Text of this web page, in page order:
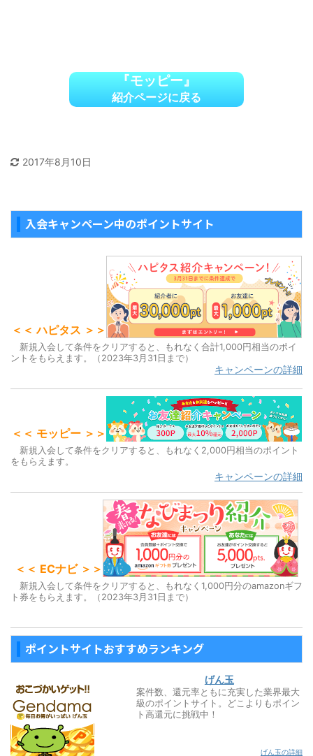
『モッピー』
紹介ページに戻る
2017年8月10日
入会キャンペーン中のポイントサイト
＜＜ ハピタス ＞＞
新規入会して条件をクリアすると、もれなく合計1,000円相当のポイ
ントをもらえます。（2023年3月31日まで）
キャンペーンの詳細
＜＜ モッピー ＞＞
新規入会して条件をクリアすると、もれなく2,000円相当のポイント
をもらえます。
キャンペーンの詳細
＜＜ ECナビ ＞＞
新規入会して条件をクリアすると、もれなく1,000円分のamazonギフ
ト券をもらえます。（2023年3月31日まで）
ポイントサイトおすすめランキング
げん玉
案件数、還元率ともに充実した業界最大
級のポイントサイト。どこよりもポイン
ト高還元に挑戦中！
げん玉の詳細